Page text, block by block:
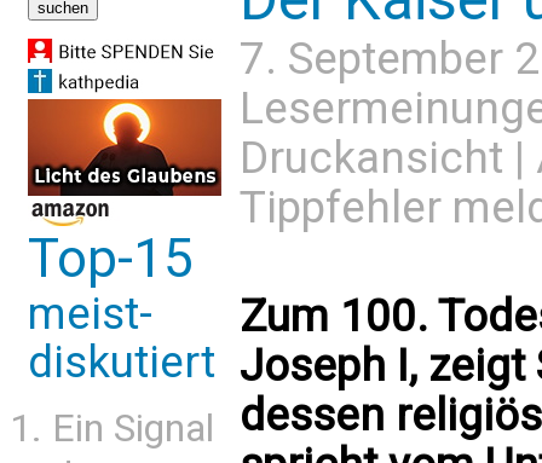
Top-15
meist-
diskutiert
Ein Signal
7. September
Druckansicht |
Tippfehler
Zum 100.
Joseph I,
dessen